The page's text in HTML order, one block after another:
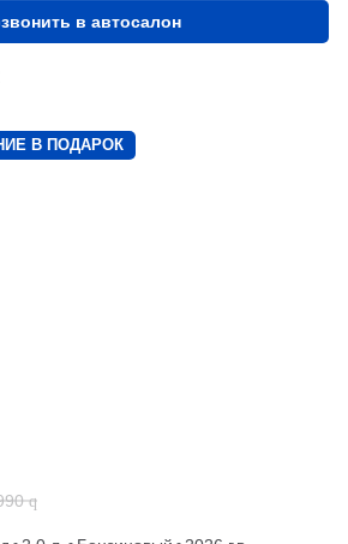
в автосалон
В ПОДАРОК
q